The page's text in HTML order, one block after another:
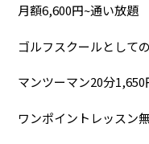
月額6,600円~通い放題
ゴルフスクールとして
マンツーマン20分1,650
ワンポイントレッスン